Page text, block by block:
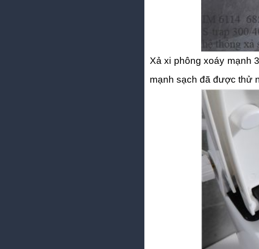
Xả xi phông xoáy mạnh
mạnh sạch đã được thử